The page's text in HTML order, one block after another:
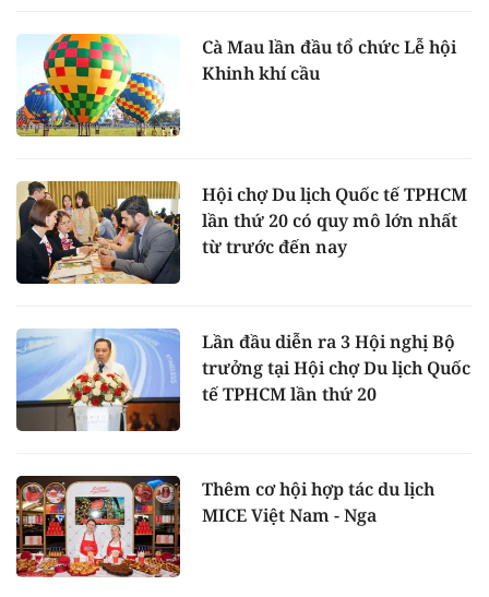
Cà Mau lần đầu tổ chức Lễ hội
Khinh khí cầu
Hội chợ Du lịch Quốc tế TPHCM
lần thứ 20 có quy mô lớn nhất
từ trước đến nay
Lần đầu diễn ra 3 Hội nghị Bộ
trưởng tại Hội chợ Du lịch Quốc
tế TPHCM lần thứ 20
Thêm cơ hội hợp tác du lịch
MICE Việt Nam - Nga